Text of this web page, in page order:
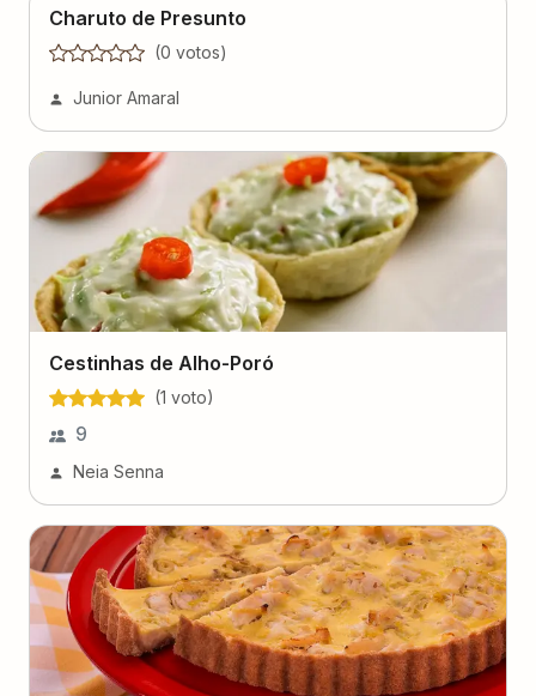
Charuto de Presunto
(0 votos)
Junior Amaral
Cestinhas de Alho-Poró
(1 voto)
9
Neia Senna